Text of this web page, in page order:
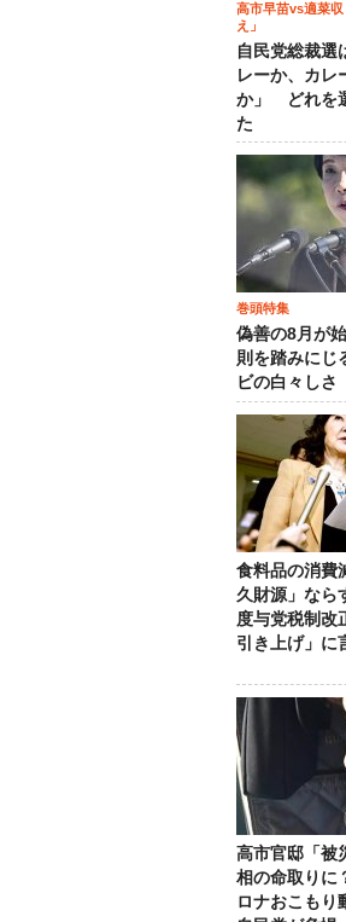
高市早苗vs適菜
え」
自民党総裁選
レーか、カレ
か」 どれを
た
巻頭特集
偽善の8月が
則を踏みにじ
ビの白々しさ
食料品の消費
久財源」なら
度与党税制改
引き上げ」に
高市官邸「被
相の命取りに
ロナおこもり